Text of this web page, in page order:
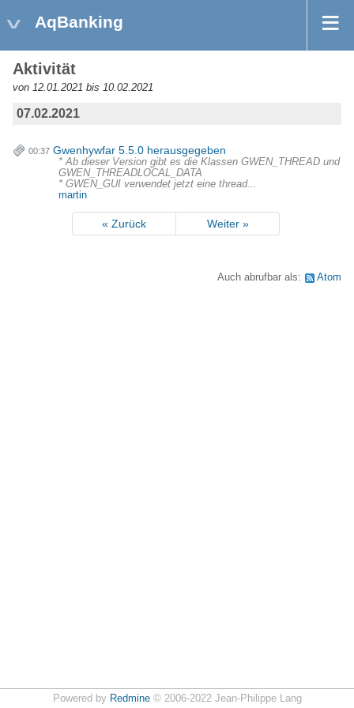
AqBanking
Aktivität
von 12.01.2021 bis 10.02.2021
07.02.2021
00:37 Gwenhywfar 5.5.0 herausgegeben
* Ab dieser Version gibt es die Klassen GWEN_THREAD und
GWEN_THREADLOCAL_DATA
* GWEN_GUI verwendet jetzt eine thread...
martin
« Zurück Weiter »
Auch abrufbar als: Atom
Powered by Redmine© 2006-2022 Jean-Philippe Lang